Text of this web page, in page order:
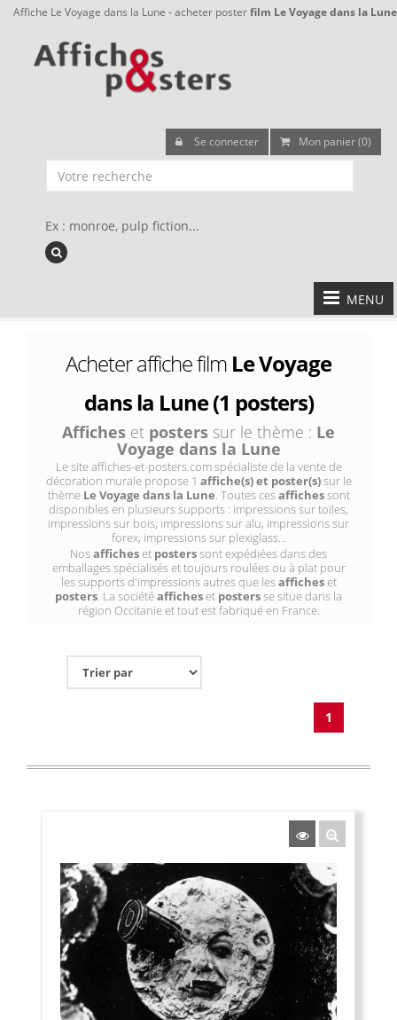
Affiche Le Voyage dans la Lune - acheter posterfilm Le Voyage dans la Lune
Se connecter Mon panier (0)
Ex : monroe, pulp fiction...
MENU
Acheter affiche film Le Voyage
dans la Lune (1 posters)
Affiches et posters sur le thème : Le
Voyage dans la Lune
Le site affiches-et-posters.com spécialiste de la vente de
décoration murale propose 1 affiche(s) et poster(s)sur le
thème Le Voyage dans la Lune. Toutes cesaffichessont
disponibles en plusieurs supports : impressions sur toiles,
impressions sur bois, impressions sur alu, impressions sur
forex, impressions sur plexiglass...
Nosafficheset posterssont expédiées dans des
emballages spécialisés et toujours roulées ou à plat pour
les supports d'impressions autres que lesafficheset
posters. La sociétéafficheset postersse situe dans la
région Occitanie et tout est fabriqué en France.
1